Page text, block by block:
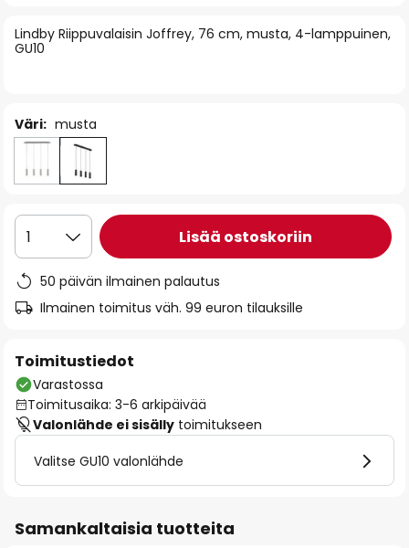
the
images
Lindby Riippuvalaisin Joffrey, 76 cm, musta, 4-lamppuinen,
GU10
Väri: musta
1 Lisää ostoskoriin
50 päivän ilmainen palautus
Ilmainen toimitus väh. 99 euron tilauksille
Toimitustiedot
Varastossa
Toimitusaika: 3-6 arkipäivää
Valonlähde ei sisälly toimitukseen
Valitse GU10 valonlähde
Samankaltaisia tuotteita